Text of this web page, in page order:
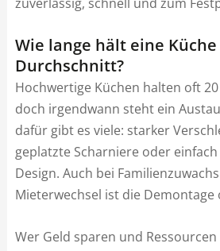
Wie lange hält eine
Durchschnitt?
Hochwertige Küchen halten oft
doch irgendwann steht ein
dafür gibt es viele: starker
geplatzte Scharniere oder
Design. Auch bei
Mieterwechsel ist die Demontage
Wer Geld sparen und